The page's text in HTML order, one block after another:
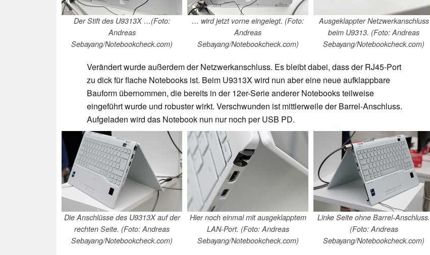
Der Stift des U9313X …(Foto:
Andreas
Sebayang/Notebookcheck.com)
… wird jetzt vorne eingelegt. (Foto:
Andreas
Sebayang/Notebookcheck.com)
Ausgeklappter Netzwerkanschluss
beim U9313. (Foto: Andreas
Sebayang/Notebookcheck.com)
Verändert wurde außerdem der Netzwerkanschluss. Es bleibt dabei, dass der RJ45-Port
zu dick für flache Notebooks ist. Beim U9313X wird nun aber eine neue aufklappbare
Bauform übernommen, die bereits in der 12er-Serie anderer Notebooks teilweise
eingeführt wurde und robuster wirkt. Verschwunden ist mittlerweile der Barrel-Anschluss.
Aufgeladen wird das Notebook nun nur noch per USB PD.
Die Anschlüsse des U9313X auf der
rechten Seite. (Foto: Andreas
Sebayang/Notebookcheck.com)
Hier noch einmal mit ausgeklapptem
LAN-Port. (Foto: Andreas
Sebayang/Notebookcheck.com)
Linke Seite ohne Barrel-Anschluss.
(Foto: Andreas
Sebayang/Notebookcheck.com)